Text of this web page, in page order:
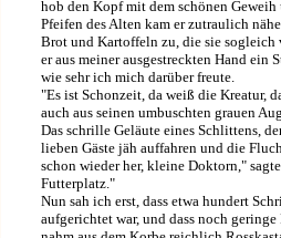
hob den Kopf mit dem schönen
Pfeifen des Alten kam er zutraulich
Brot und Kartoffeln zu, die sie sogleich
er aus meiner ausgestreckten Hand
wie sehr ich mich darüber freute.
"Es ist Schonzeit, da weiß die Kreatur,
auch aus seinen umbuschten grauen
Das schrille Geläute eines Schlittens,
lieben Gäste jäh auffahren und die
schon wieder her, kleine Doktorn,"
Futterplatz."
Nun sah ich erst, dass etwa hundert
aufgerichtet war, und dass noch